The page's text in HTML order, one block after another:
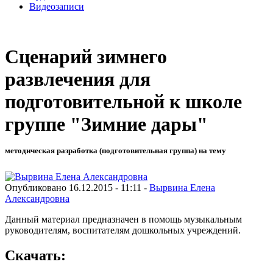
Видеозаписи
Сценарий зимнего
развлечения для
подготовительной к школе
группе "Зимние дары"
методическая разработка (подготовительная группа) на тему
Опубликовано 16.12.2015 - 11:11 - Вырвина Елена
Александровна
Данный материал предназначен в помощь музыкальным
руководителям, воспитателям дошкольных учреждений.
Скачать: